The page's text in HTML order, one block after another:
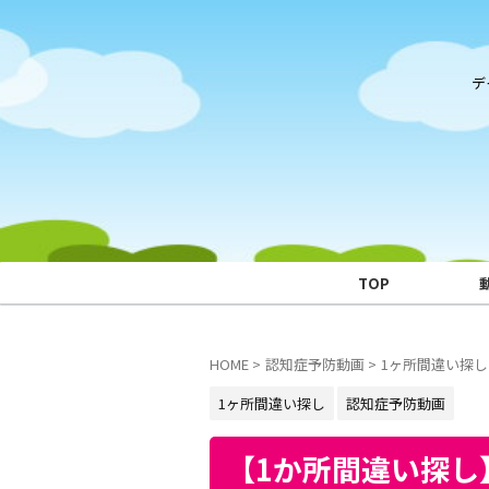
TOP
HOME > 認知症予防動画 > 1ヶ所間違い探し
1ヶ所間違い探し
認知症予防動画
【1か所間違い探